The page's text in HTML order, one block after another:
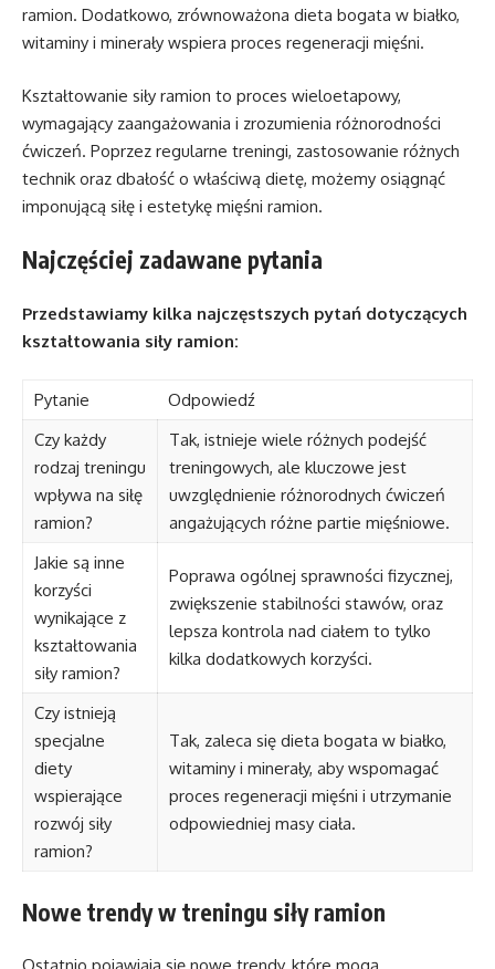
ramion. Dodatkowo, zrównoważona dieta bogata w białko,
witaminy i minerały wspiera proces regeneracji mięśni.
Kształtowanie siły ramion to proces wieloetapowy,
wymagający zaangażowania i zrozumienia różnorodności
ćwiczeń. Poprzez regularne treningi, zastosowanie różnych
technik oraz dbałość o właściwą dietę, możemy osiągnąć
imponującą siłę i estetykę mięśni ramion.
Najczęściej zadawane pytania
Przedstawiamy kilka najczęstszych pytań dotyczących
kształtowania siły ramion:
Pytanie
Odpowiedź
Czy każdy
rodzaj treningu
wpływa na siłę
ramion?
Tak, istnieje wiele różnych podejść
treningowych, ale kluczowe jest
uwzględnienie różnorodnych ćwiczeń
angażujących różne partie mięśniowe.
Jakie są inne
korzyści
wynikające z
kształtowania
siły ramion?
Poprawa ogólnej sprawności fizycznej,
zwiększenie stabilności stawów, oraz
lepsza kontrola nad ciałem to tylko
kilka dodatkowych korzyści.
Czy istnieją
specjalne
diety
wspierające
rozwój siły
ramion?
Tak, zaleca się dieta bogata w białko,
witaminy i minerały, aby wspomagać
proces regeneracji mięśni i utrzymanie
odpowiedniej masy ciała.
Nowe trendy w treningu siły ramion